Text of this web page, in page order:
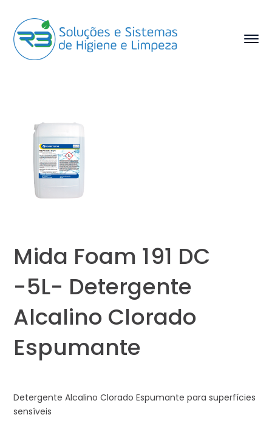
Mida Foam 191 DC
-5L- Detergente
Alcalino Clorado
Espumante
Detergente Alcalino Clorado Espumante para superfícies
sensíveis